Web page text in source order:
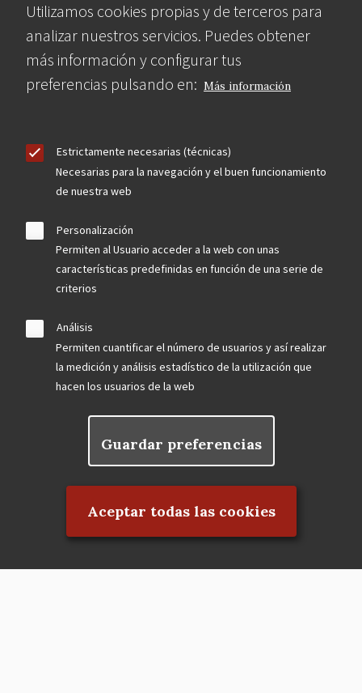
Utilizamos cookies propias y de terceros para
analizar nuestros servicios. Puedes obtener
más información y configurar tus
preferencias pulsando en: Más información
Estrictamente necesarias (técnicas)
Necesarias para la navegación y el buen funcionamiento
de nuestra web
Personalización
Permiten al Usuario acceder a la web con unas
características predefinidas en función de una serie de
criterios
Análisis
Permiten cuantificar el número de usuarios y así realizar
la medición y análisis estadístico de la utilización que
hacen los usuarios de la web
Guardar preferencias
Aceptar todas las cookies